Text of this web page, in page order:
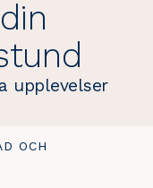
upplevelser
OCH